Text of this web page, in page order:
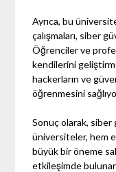
Ayrıca, bu
çalışmaları, siber
Öğrenciler ve
kendilerini
hackerların ve
öğrenmesini
Sonuç olarak, siber
üniversiteler, hem
büyük bir öneme
etkileşimde